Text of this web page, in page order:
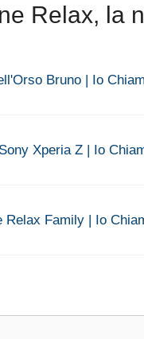
Relax, la
Bruno | Io
Xperia Z | Io
Relax Family | Io